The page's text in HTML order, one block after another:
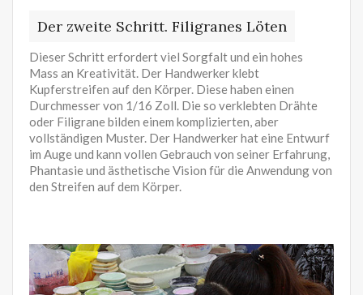
Der zweite Schritt. Filigranes Löten
Dieser Schritt erfordert viel Sorgfalt und ein hohes
Mass an Kreativität. Der Handwerker klebt
Kupferstreifen auf den Körper. Diese haben einen
Durchmesser von 1/16 Zoll. Die so verklebten Drähte
oder Filigrane bilden einem komplizierten, aber
vollständigen Muster. Der Handwerker hat eine Entwurf
im Auge und kann vollen Gebrauch von seiner Erfahrung,
Phantasie und ästhetische Vision für die Anwendung von
den Streifen auf dem Körper.